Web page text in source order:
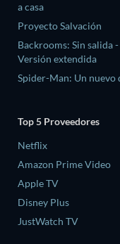
a casa
Proyecto Salvación
Backrooms: Sin salida -
Versión extendida
Spider-Man: Un nuevo
Top 5 Proveedores
Netflix
Amazon Prime Video
Apple TV
Disney Plus
JustWatch TV